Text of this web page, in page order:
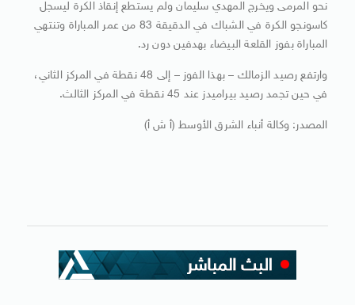
نحو المرمى ويخرج المهدي سليمان ولم يستطع إنقاذ الكرة ليسجل
كاسونجو الكرة في الشباك في الدقيقة 83 من عمر المباراة وتنتهي
المباراة بفوز القلعة البيضاء بهدفين دون رد.
وارتفع رصيد الزمالك – بهذا الفوز – إلى 48 نقطة في المركز الثاني،
في حين تجمد رصيد بيراميدز عند 45 نقطة في المركز الثالث.
المصدر: وكالة أنباء الشرق الأوسط (أ ش أ)